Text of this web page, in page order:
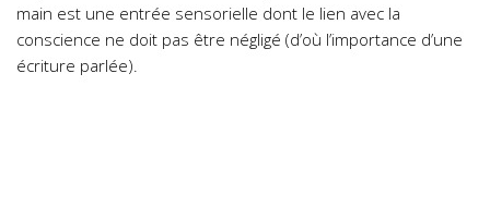
main est une entrée sensorielle dont le lien avec la
conscience ne doit pas être négligé (d’où l’importance d’une
écriture parlée).